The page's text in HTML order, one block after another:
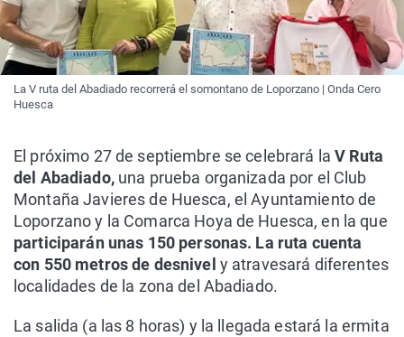
La V ruta del Abadiado recorrerá el somontano de Loporzano | Onda Cero
Huesca
El próximo 27 de septiembre se celebrará laV Ruta
del Abadiado, una prueba organizada por el Club
Montaña Javieres de Huesca, el Ayuntamiento de
Loporzano y la Comarca Hoya de Huesca, en la que
participarán unas 150 personas. La ruta cuenta
con 550 metros de desnivel y atravesará diferentes
localidades de la zona del Abadiado.
La salida (a las 8 horas) y la llegada estará la ermita